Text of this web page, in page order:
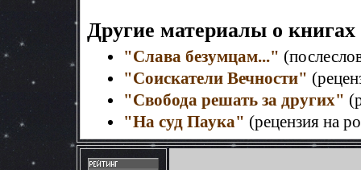
Другие материалы о
"Слава безумцам..."
"Соискатели Вечности"
"Свобода решать за других"
"На суд Паука" (рецензия на